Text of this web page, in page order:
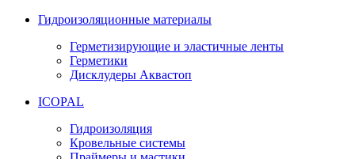
Гидроизоляционные материалы
Герметизирующие и эластичные ленты
Герметики
Дисклудеры Аквастоп
ICOPAL
Гидроизоляция
Кровельные системы